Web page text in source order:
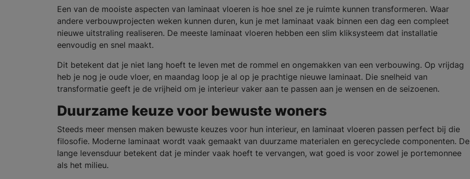
Een van de mooiste aspecten van laminaat vloeren is hoe snel ze je ruimte kunnen transformeren. Waar
andere verbouwprojecten weken kunnen duren, kun je met laminaat vaak binnen een dag een compleet
nieuwe uitstraling realiseren. De meeste laminaat vloeren hebben een slim kliksysteem dat installatie
eenvoudig en snel maakt.
Dit betekent dat je niet lang hoeft te leven met de rommel en ongemakken van een verbouwing. Op vrijdag
heb je nog je oude vloer, en maandag loop je al op je prachtige nieuwe laminaat. Die snelheid van
transformatie geeft je de vrijheid om je interieur vaker aan te passen aan je wensen en de seizoenen.
Duurzame keuze voor bewuste woners
Steeds meer mensen maken bewuste keuzes voor hun interieur, en laminaat vloeren passen perfect bij die
filosofie. Moderne laminaat wordt vaak gemaakt van duurzame materialen en gerecyclede componenten. De
lange levensduur betekent dat je minder vaak hoeft te vervangen, wat goed is voor zowel je portemonnee
als het milieu.